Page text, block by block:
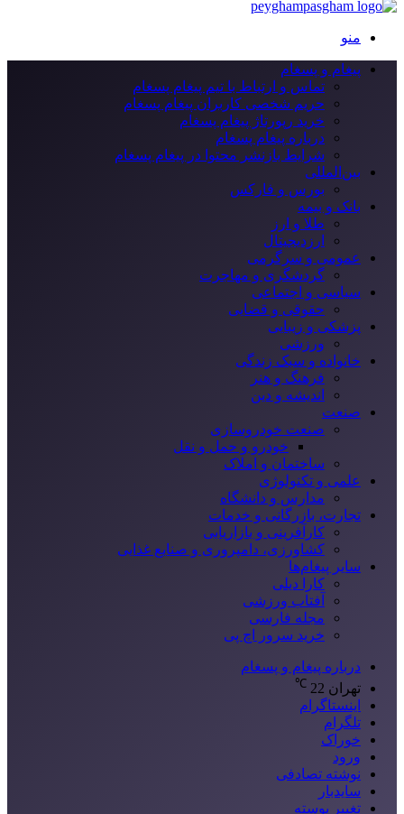
منو
پیغام و پسغام
تماس و ارتباط با تیم پیغام پسغام
حریم شخصی کاربران پیغام پسغام
خرید رپورتاژ پیغام پسغام
درباره پیغام پسغام
شرایط بازنشر محتوا در پیغام پسغام
بین‌المللی
بورس و فارکس
بانک و بیمه
طلا و ارز
ارزدیجیتال
عمومی و سرگرمی
گردشگری و مهاجرت
سیاسی و اجتماعی
حقوقی و قضایی
پزشکی و زیبایی
ورزشی
خانواده و سبک زندگی
فرهنگ و هنر
اندیشه و دین
صنعت
صنعت خودروسازی
خودرو و حمل و نقل
ساختمان و املاک
علمی و تکنولوژی
مدارس و دانشگاه
تجارت، بازرگانی و خدمات
کارآفرینی و بازاریابی
کشاورزی، دامپروری و صنایع غذایی
سایر پیغام‌ها
کارا دیلی
آفتاب ورزشی
مجله فارسی
خرید سرور اچ پی
درباره پیغام و پسغام
تهران 22
℃
اینستاگرام
تلگرام
خوراک
ورود
نوشته تصادفی
سایدبار
تغییر پوسته